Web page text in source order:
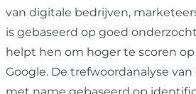
van digitale bedrijven,
is gebaseerd op goed
helpt hen om hoger te scoren
Google. De trefwoordanalyse
met name gebaseerd op